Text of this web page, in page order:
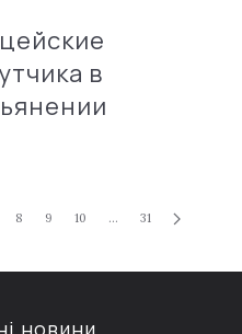
в
8 9 10 … 31
новини